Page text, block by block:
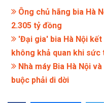
Ông chủ hãng bia Hà
2.305 tỷ đồng
'Đại gia' bia Hà Nội
không khả quan khi
Nhà máy Bia Hà Nội
buộc phải di dời